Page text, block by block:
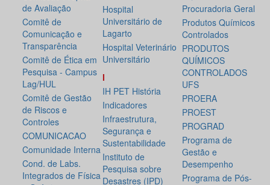
de Avaliação
Comitê de
Comunicação e
Transparência
Comitê de Ética em
Pesquisa - Campus
Lag/HUL
Comitê de Gestão
de Riscos e
Controles
COMUNICACAO
Comunidade Interna
Cond. de Labs.
Integrados de Física
Hospital
Universitário de
Lagarto
Hospital Veterinário
Universitário
I
IH PET História
Indicadores
Infraestrutura,
Segurança e
Sustentabilidade
Instituto de
Pesquisa sobre
Desastres (IPD)
Procuradoria Geral
Produtos Químicos
Controlados
PRODUTOS
QUÍMICOS
CONTROLADOS
UFS
PROERA
PROEST
PROGRAD
Programa de
Gestão e
Desempenho
Programa de Pós-